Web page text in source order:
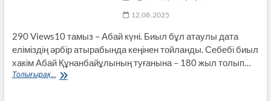
12.08.2025
290 Views10 тамыз – Абай күні. Биыл бұл атаулы дата
еліміздің әрбір атырабында кеңінен тойланды. Себебі биыл
хакім Абай Құнанбайұлының туғанына – 180 жыл толып…
Толығырақ... Ұлы